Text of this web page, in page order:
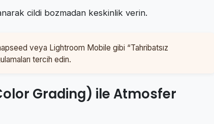
cildi bozmadan keskinlik verin.
veya Lightroom Mobile gibi “Tahribatsız
tercih edin.
Grading) ile Atmosfer